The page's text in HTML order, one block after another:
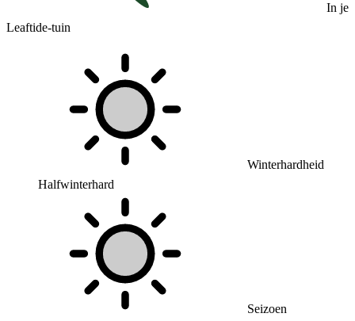
In je
Leaftide-tuin
Winterhardheid
Halfwinterhard
Seizoen